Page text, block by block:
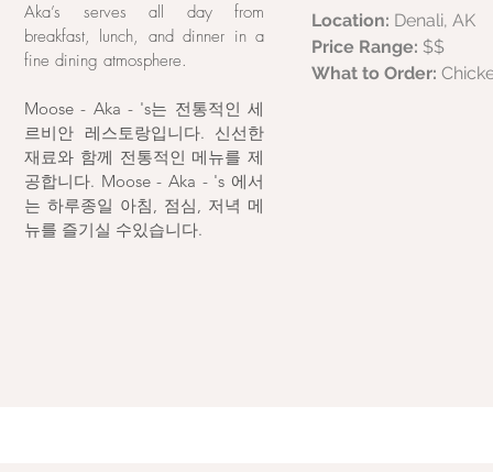
Aka’s serves all day from
breakfast, lunch, and dinner in a
fine dining atmosphere.
Moose - Aka - 's는 전통적인 세
르비안 레스토랑입니다. 신선한
재료와 함께 전통적인 메뉴를 제
공합니다. Moose - Aka - 's 에서
는 하루종일 아침, 점심, 저녁 메
뉴를 즐기실 수있습니다.
Location: Denali, AK
Price Range: $$
What to Order: